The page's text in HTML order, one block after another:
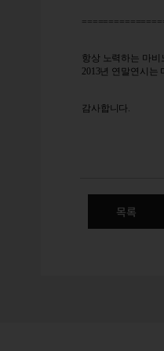
항상 노력하는 마
2013년 연말연시는
감사합니다.
목록